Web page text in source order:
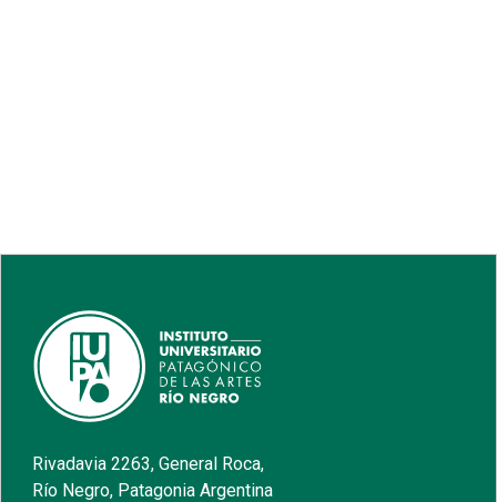
Rivadavia 2263, General Roca,
Río Negro, Patagonia Argentina